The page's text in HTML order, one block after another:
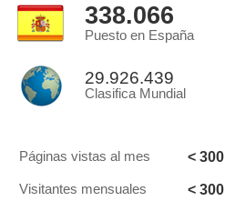
338.066
Puesto en España
29.926.439
Clasifica Mundial
Páginas vistas al mes < 300
Visitantes mensuales < 300